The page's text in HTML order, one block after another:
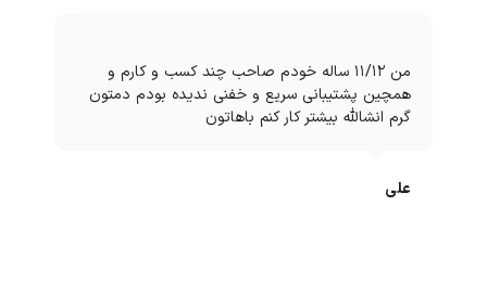
من ۱۱/۱۲ ساله خودم صاحب چند کسب و کارم و
همچین پشتیبانی سریع و خفنی ندیده بودم دمتون
گرم انشالله بیشتر کار کنم باهاتون
علی